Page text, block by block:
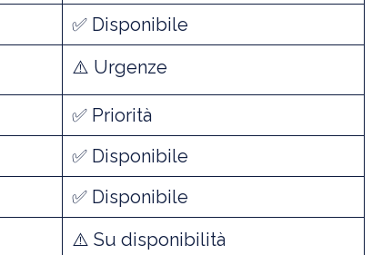
✅ Disponibile
⚠️ Urgenze
✅ Priorità
✅ Disponibile
✅ Disponibile
⚠️ Su disponibilità